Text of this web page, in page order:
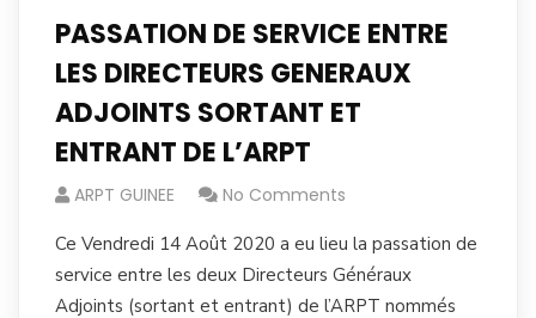
PASSATION DE SERVICE ENTRE
LES DIRECTEURS GENERAUX
ADJOINTS SORTANT ET
ENTRANT DE L’ARPT
ARPT GUINEE No Comments
Ce Vendredi 14 Août 2020 a eu lieu la passation de
service entre les deux Directeurs Généraux
Adjoints (sortant et entrant) de l’ARPT nommés